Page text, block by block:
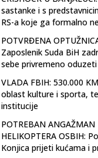
sastanke i s
RS-a koje ga formalno
POTVRĐENA
Zaposlenik Suda BiH
sebe privremeno
VLADA FBIH: 530.000
oblast kulture i sporta,
institucije
POTREBAN ANGAŽMAN
HELIKOPTERA OSBIH:
Konjica prijeti kućama i